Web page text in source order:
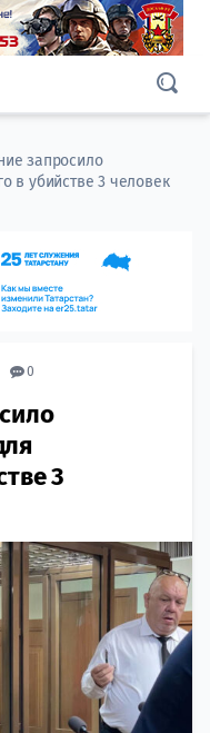
запросило
в убийстве 3 человек
0
3